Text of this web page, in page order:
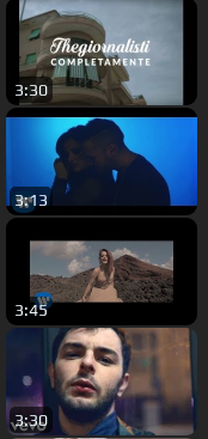
3:30
3:13
3:45
3:30